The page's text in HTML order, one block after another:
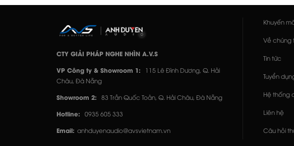
CTY GIẢI PHÁP NGHE NHÌN A.V.S
VP Công ty & Showroom 1:
115 Lê Đình Dương, Q. Hải
Châu, Đà Nẵng
Showroom 2: 83 Trần Quốc Toản, Q. Hải Châu, Đà Nẵng
Hotline: 0935 605 333
Email: anhduyenaudio@avsvietnam.vn
Khuyến
Về chúng
Tin tức
Tuyển
Hệ thống
Liên hệ
Câu hỏi